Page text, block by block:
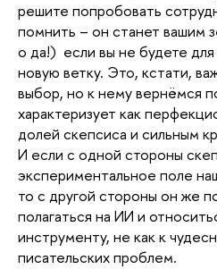
решите попробовать
помнить – он станет вашим
о да!)  если вы не будете
новую ветку. Это, кстати,
выбор, но к нему вернёмся
характеризует как
долей скепсиса и сильным
И если с одной стороны
экспериментальное поле
то с другой стороны он же
полагаться на ИИ и
инструменту, не как к
писательских проблем.